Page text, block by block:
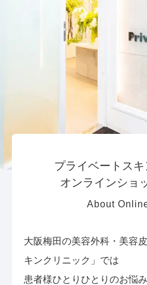
プライベートス
オンラインショ
About
大阪梅田の美容外科・美容
キンクリニック」では
患者様ひとりひとりのお悩